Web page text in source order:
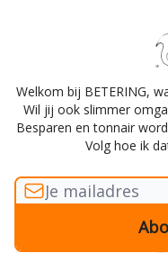
Welkom bij BETERING,
Wil jij ook slimmer
Besparen en tonnair
Volg hoe ik